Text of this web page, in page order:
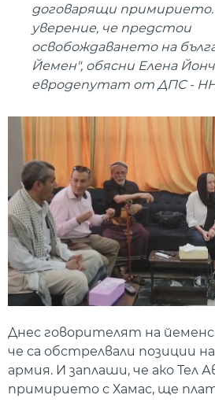
договарящи примирието.
уверение, че предстои
освобождаването на
Йемен", обясни Елена
евродепутат от ДПС -
Днес говорителят на
че са обстрелвали позиции
армия. И заплаши, че ако Тел
примирието с Хамас, ще